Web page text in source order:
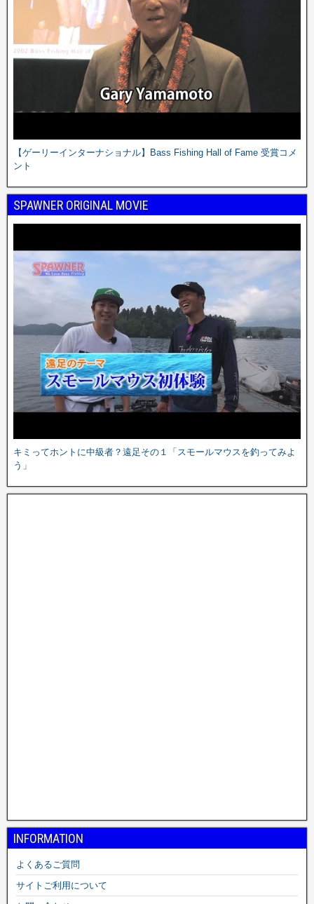
【ゲーリーインターナショナル】Bass Fishing Hall of Fame 受賞コメ
ント
SPAWNER ORIGINAL MOVIE
キミってホントに中級者？遠足その１「スモールマウスを釣ってみよ
う」
INFORMATION
よくあるご質問
サイトご利用について